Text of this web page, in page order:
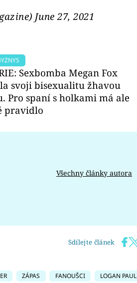
June 27, 2021
Sexbomba Megan Fox
svoji bisexualitu žhavou
Pro spaní s holkami má ale
pravidlo
Všechny články autora
Sdílejte článek
ZÁPAS FANOUŠCI
LOGAN PAUL